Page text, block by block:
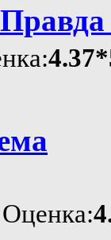
Правда
Оценка: